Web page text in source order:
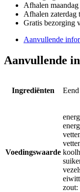
Afhalen
Afhalen zaterdag
Gratis bezorging
Aanvullende
Aanvullende
Ingrediënten Eend
Voedingswaarde
zout: